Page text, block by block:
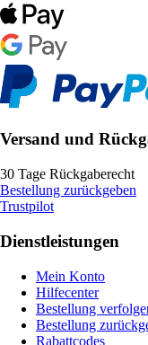
Versand und
30 Tage Rückgaberecht
Bestellung zurückgeben
Trustpilot
Dienstleistungen
Mein Konto
Hilfecenter
Bestellung
Bestellung
Rabattcodes